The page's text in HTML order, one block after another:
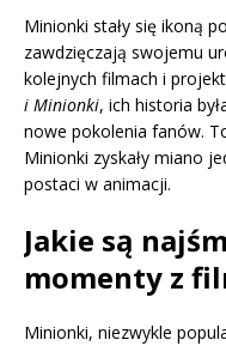
Minionki stały się ikoną
zawdzięczają swojemu
kolejnych filmach i
i Minionki, ich historia
nowe pokolenia fanów.
Minionki zyskały miano
postaci w animacji.
Jakie są
momenty z
Minionki, niezwykle